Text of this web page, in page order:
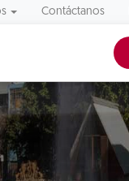
Contáctanos